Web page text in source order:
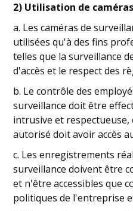
2) Utilisation de
a. Les caméras de
utilisées qu'à des fins
telles que la surveillance
d'accès et le respect des
b. Le contrôle des
surveillance doit être
intrusive et
autorisé doit avoir accès
c. Les enregistrements
surveillance doivent être
et n'être accessibles que
politiques de l'entreprise